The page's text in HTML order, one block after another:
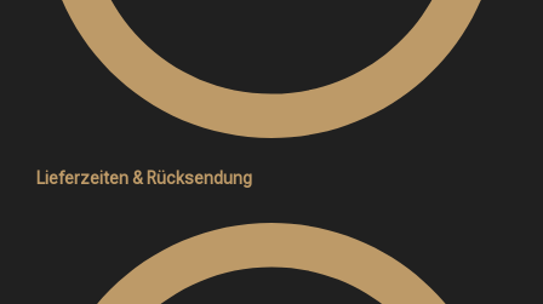
Lieferzeiten & Rücksendung